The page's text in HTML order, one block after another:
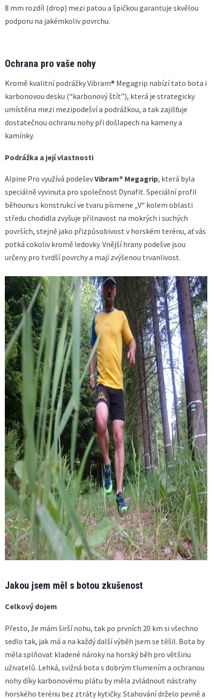
8 mm rozdíl (drop) mezi patou a špičkou garantuje skvělou
podporu na jakémkoliv povrchu.
Ochrana pro vaše nohy
Kromě kvalitní podrážky Vibram® Megagrip nabízí tato bota i
karbonovou desku (“karbonový štít”), která je strategicky
umístěna mezi mezipodešví a podrážkou, a tak zajišťuje
dostatečnou ochranu nohy při došlapech na kameny a
kamínky.
Podrážka a její vlastnosti
Alpine Pro využívá podeševVibram® Megagrip, která byla
speciálně vyvinuta pro společnost Dynafit. Speciální profil
běhounu s konstrukcí ve tvaru písmene „V“ kolem oblasti
středu chodidla zvyšuje přilnavost na mokrých i suchých
površích, stejně jako přizpůsobivost v horském terénu, ať vás
potká cokoliv kromě ledovky. Vnější hrany podešve jsou
určeny pro tvrdší povrchy a mají zvýšenou trvanlivost.
Jakou jsem měl s botou zkušenost
Celkový dojem
Přesto, že mám širší nohu, tak po prvních 20 km si všechno
sedlo tak, jak má a na každý další výběh jsem se těšil. Bota by
měla splňovat kladené nároky na horský běh pro většinu
uživatelů. Lehká, svižná bota s dobrým tlumením a ochranou
nohy díky karbonovému plátu by měla zvládnout nástrahy
horského terénu bez ztráty kytičky. Stahování drželo pevně a